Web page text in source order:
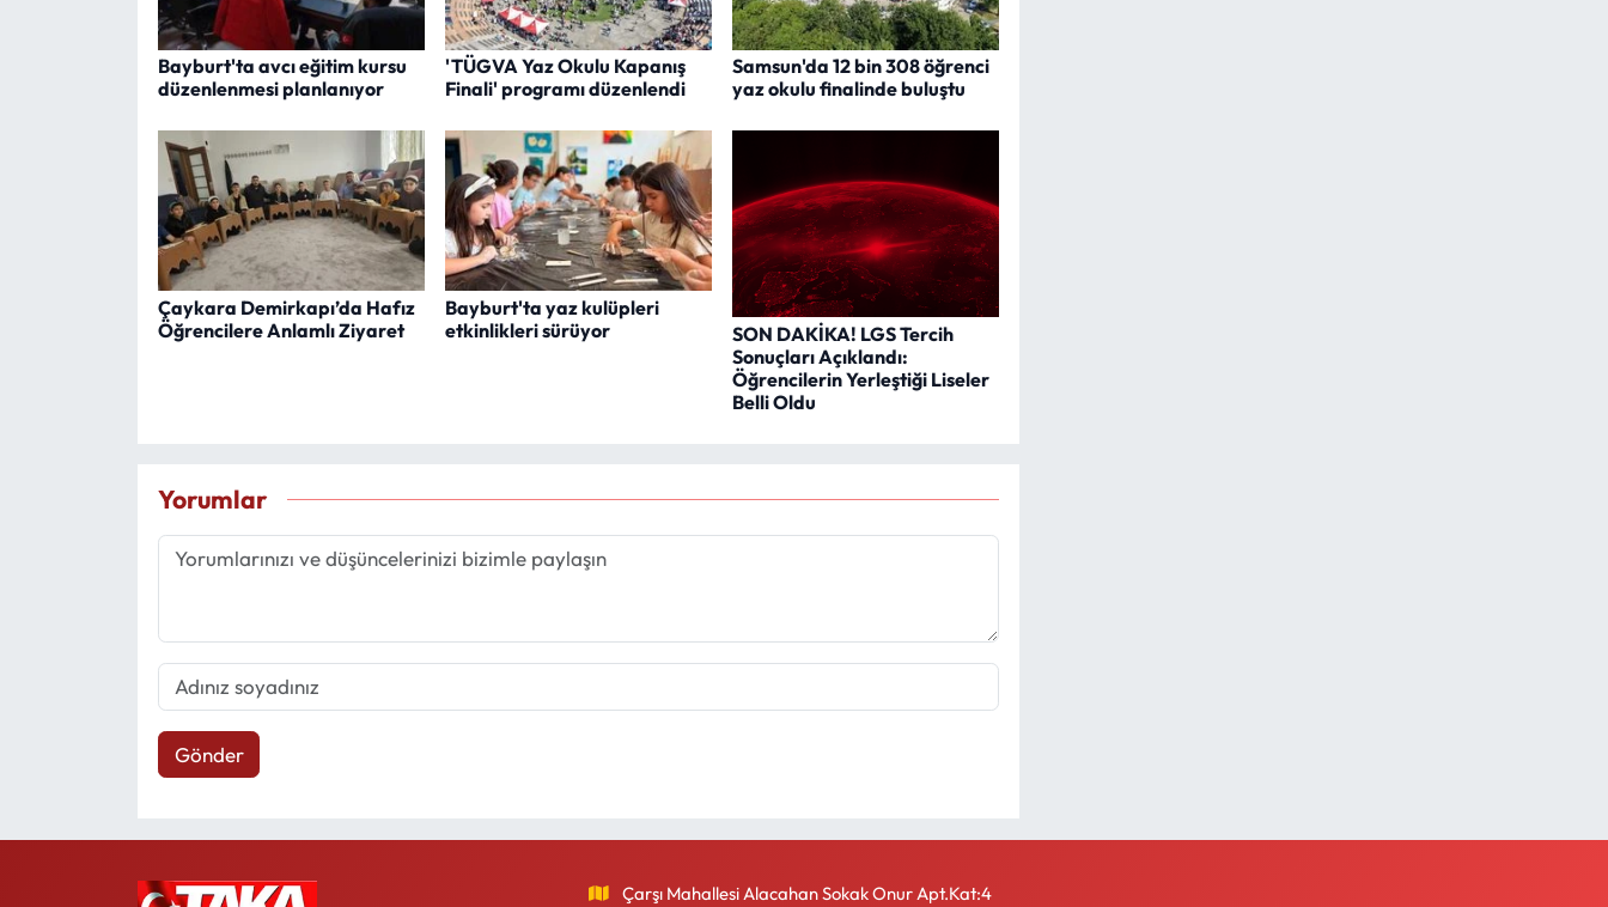
Bayburt'ta avcı eğitim kursu
düzenlenmesi planlanıyor
'TÜGVA Yaz Okulu Kapanış
Finali' programı düzenlendi
Samsun'da 12 bin 308 öğrenci
yaz okulu finalinde buluştu
Çaykara Demirkapı’da Hafız
Öğrencilere Anlamlı Ziyaret
Bayburt'ta yaz kulüpleri
etkinlikleri sürüyor
SON DAKİKA! LGS Tercih
Sonuçları Açıklandı:
Öğrencilerin Yerleştiği Liseler
Belli Oldu
Yorumlar
Gönder
Çarşı Mahallesi Alacahan Sokak Onur Apt.Kat:4